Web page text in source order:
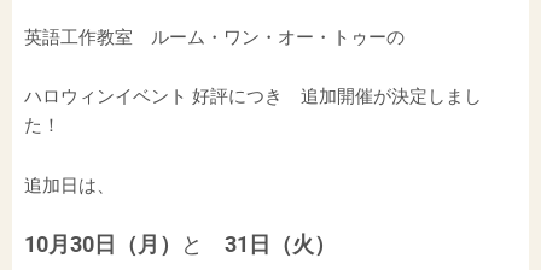
英語工作教室 ルーム・ワン・オー・トゥーの
ハロウィンイベント 好評につき 追加開催が決定しまし
た！
追加日は、
10月30日（月） と 31日（火）